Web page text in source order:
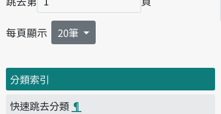
頁碼
每頁顯示 20筆
分類索引
快速跳去分類 ¶